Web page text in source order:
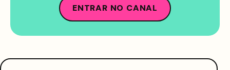
ENTRAR NO CANAL